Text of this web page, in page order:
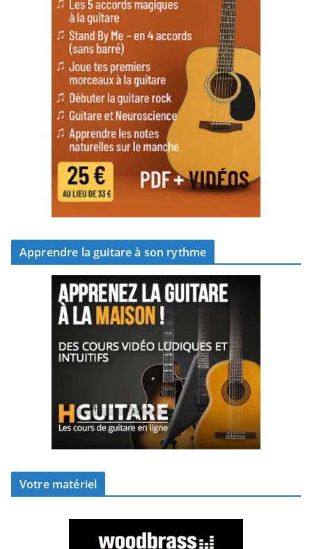
Apprendre la guitare à son rythme
Votre matériel